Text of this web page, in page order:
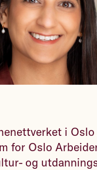
i
for Oslo
og